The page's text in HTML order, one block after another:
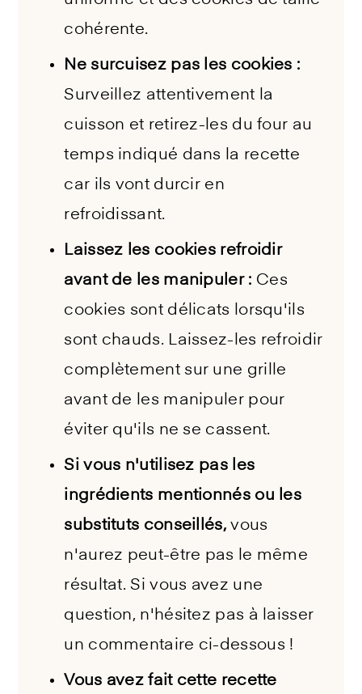
cohérente.
Ne surcuisez pas les cookies :
Surveillez attentivement la
cuisson et retirez-les du four au
temps indiqué dans la recette
car ils vont durcir en
refroidissant.
Laissez les cookies refroidir
avant de les manipuler : Ces
cookies sont délicats lorsqu'ils
sont chauds. Laissez-les refroidir
complètement sur une grille
avant de les manipuler pour
éviter qu'ils ne se cassent.
Si vous n'utilisez pas les
ingrédients mentionnés ou les
substituts conseillés, vous
n'aurez peut-être pas le même
résultat. Si vous avez une
question, n'hésitez pas à laisser
un commentaire ci-dessous !
Vous avez fait cette recette